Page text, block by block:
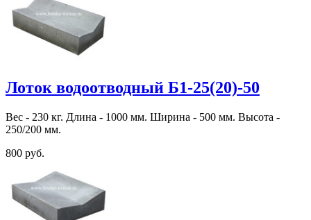
Лоток водоотводный Б1-25(20)-50
Вес - 230 кг. Длина - 1000 мм. Ширина - 500 мм. Высота -
250/200 мм.
800 руб.